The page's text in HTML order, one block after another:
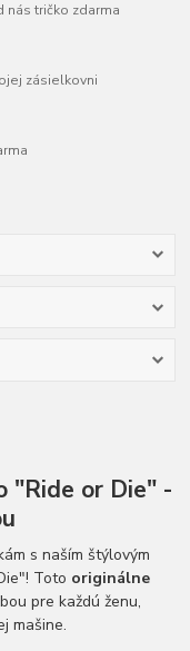
nás tričko zdarma
zásielkovni
"Ride or Die" -
s naším štýlovým
Toto originálne
pre každú ženu,
mašine.